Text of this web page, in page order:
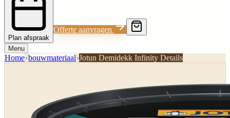
Plan afspraak
Offerte aanvragen
Menu
Home›bouwmateriaal›Jotun Demidekk Infinity Details